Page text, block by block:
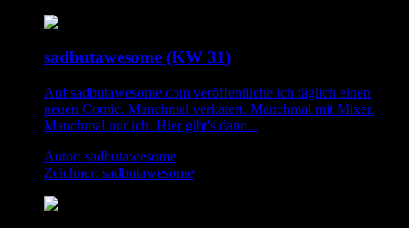
sadbutawesome (KW 31)
Auf sadbutawesome.com veröffentliche ich täglich einen
neuen Comic. Manchmal verkatert. Manchmal mit Mixer.
Manchmal nur ich. Hier gibt's dann...
Autor: sadbutawesome
Zeichner: sadbutawesome